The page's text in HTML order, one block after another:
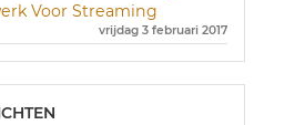
Voor Streaming
vrijdag 3 februari 2017